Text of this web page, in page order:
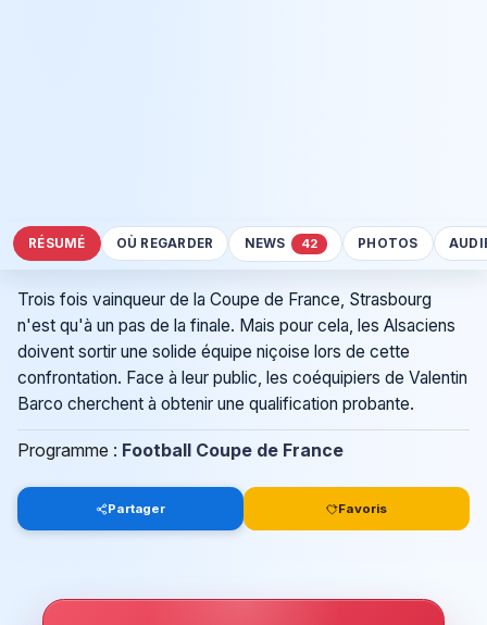
RÉSUMÉ OÙ REGARDER NEWS 42 PHOTOS
Trois fois vainqueur de la Coupe de France, Strasbourg
n'est qu'à un pas de la finale. Mais pour cela, les Alsaciens
doivent sortir une solide équipe niçoise lors de cette
confrontation. Face à leur public, les coéquipiers de Valentin
Barco cherchent à obtenir une qualification probante.
Programme : Football Coupe de France
Partager Favoris